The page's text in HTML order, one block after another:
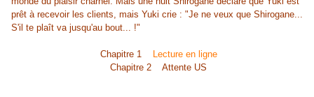
prêt à recevoir les clients, mais Yuki crie : "Je ne veux que Shirogane...
S'il te plaît va jusqu'au bout... !"
Chapitre 1
Lecture en ligne
Chapitre 2 Attente US